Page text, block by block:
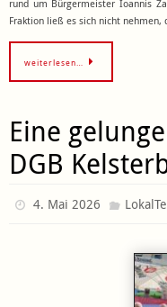
rund um Bürgermeister Ioannis
Fraktion ließ es sich nicht
weiterlesen…
Eine
DGB
4. Mai 2026